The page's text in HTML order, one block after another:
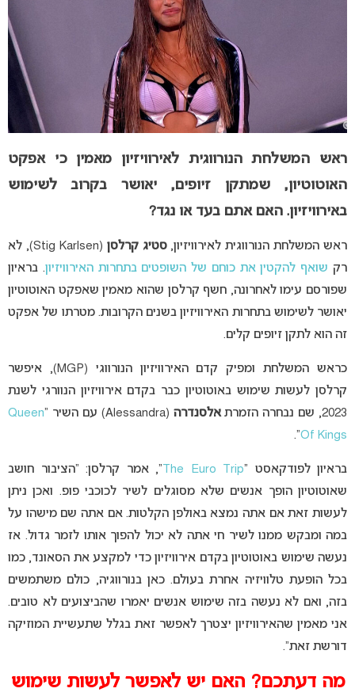
ראש המשלחת הנורווגית לאירוויזיון מאמין כי אפקט
האוטוטיון, שמתקן זיופים, יאושר בקרוב לשימוש
באירוויזיון. האם אתם בעד או נגד?
ראש המשלחת הנורווגית לאירוויזיון,סטיג קרלסן
(Stig Karlsen), לא
רק שואף להקטין את כוחם של השופטים בתחרות האירוויזיון. בראיון
שפורסם עימו לאחרונה, חשף קרלסן שהוא מאמין שאפקט האוטוטיון
יאושר לשימוש בתחרות האירוויזיון בשנים הקרובות. מטרתו של אפקט
זה הוא לתקן זיופים קלים.
כראש המשלחת ומפיק קדם האירוויזיון הנורווגי (MGP), איפשר
קרלסן לעשות שימוש באוטוטיון כבר בקדם אירוויזיון הנוורגי לשנת
2023, שם נבחרה הזמרת
אלסנדרה (Alessandra) עם השיר “
Queen
Of Kings
“.
בראיון לפודקאסט “The Euro Trip “, אמר קרלסן: “הציבור חושב
שאוטוטיון הופך אנשים שלא מסוגלים לשיר לכוכבי פופ. ואכן ניתן
לעשות זאת אם אתה נמצא באולפן הקלטות. אם אתה שם מישהו על
במה ומבקש ממנו לשיר חי אתה לא יכול להפוך אותו לזמר גדול. אז
נעשה שימוש באוטוטיון בקדם אירוויזיון כדי למקצע את הסאונד, כמו
בכל הופעת טלוויזיה אחרת בעולם. כאן בנורווגיה, כולם משתמשים
בזה, ואם לא נעשה בזה שימוש אנשים יאמרו שהביצועים לא טובים.
אני מאמין שהאירוויזיון יצטרך לאפשר זאת בגלל שתעשיית המוזיקה
דורשת זאת”.
מה דעתכם? האם יש לאפשר לעשות שימוש